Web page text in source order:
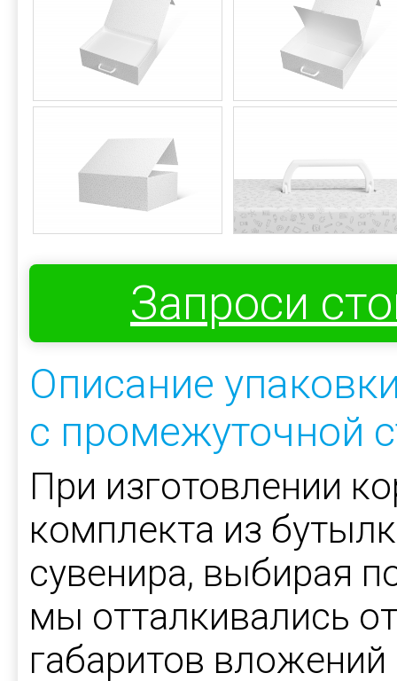
Запроси
Описание
с промежуточной
При изготовлении
комплекта из
сувенира, выбирая
мы отталкивались
габаритов